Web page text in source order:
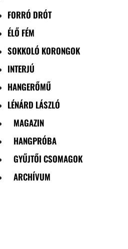
FORRÓ DRÓT
ÉLŐ FÉM
SOKKOLÓ KORONGOK
INTERJÚ
HANGERŐMŰ
LÉNÁRD LÁSZLÓ
MAGAZIN
HANGPRÓBA
GYŰJTŐI CSOMAGOK
ARCHÍVUM